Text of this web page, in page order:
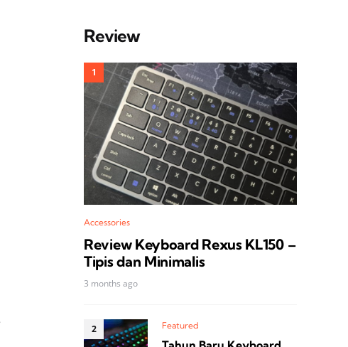
Review
Accessories
Review Keyboard Rexus KL150 –
Tipis dan Minimalis
3 months ago
Featured